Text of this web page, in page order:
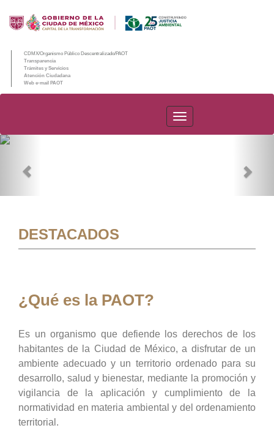
CDMX/Organismo Público Descentralizado/PAOT
Transparencia
Trámites y Servicios
Atención Ciudadana
Web e-mail PAOT
PAOT
DESTACADOS
¿Qué es la PAOT?
Es un organismo que defiende los derechos de los
habitantes de la Ciudad de México, a disfrutar de un
ambiente adecuado y un territorio ordenado para su
desarrollo, salud y bienestar, mediante la promoción y
vigilancia de la aplicación y cumplimiento de la
normatividad en materia ambiental y del ordenamiento
territorial.